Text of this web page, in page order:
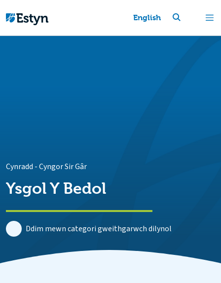
English
Cynradd -Cyngor Sir Gâr
Ysgol Y Bedol
Ddim mewn categori gweithgarwch dilynol